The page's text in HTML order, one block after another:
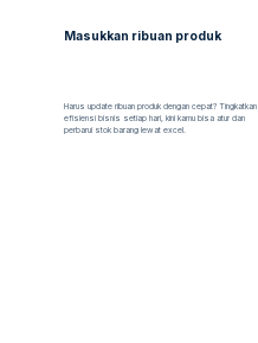
Masukkan ribuan produk
Harus update ribuan produk dengan cepat? Tingkatkan
efisiensi bisnis setiap hari, kini kamu bisa atur dan
perbarui stok barang lewat excel.